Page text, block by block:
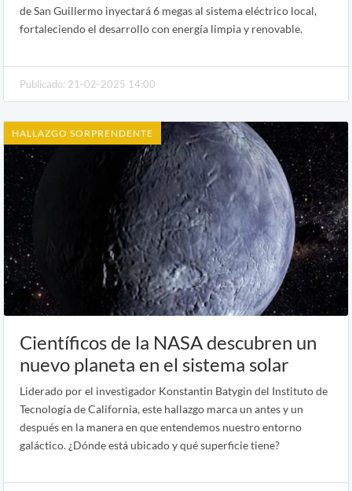
de San Guillermo inyectará 6 megas al sistema eléctrico local,
fortaleciendo el desarrollo con energía limpia y renovable.
Publicado: 21-02-2025 14:00
HALLAZGO SORPRENDENTE
Científicos de la NASA descubren un
nuevo planeta en el sistema solar
Liderado por el investigador Konstantin Batygin del Instituto de
Tecnología de California, este hallazgo marca un antes y un
después en la manera en que entendemos nuestro entorno
galáctico. ¿Dónde está ubicado y qué superficie tiene?